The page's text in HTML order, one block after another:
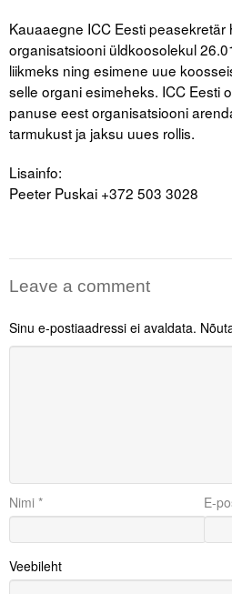
Kauaaegne ICC Eesti peasekretär
organisatsiooni üldkoosolekul
liikmeks ning esimene uue
selle organi esimeheks. ICC Eesti
panuse eest organisatsiooni
tarmukust ja jaksu uues rollis.
Lisainfo:
Peeter Puskai +372 503 3028
Leave a comment
Sinu e-postiaadressi ei avaldata.
Nimi * E-
Veebileht